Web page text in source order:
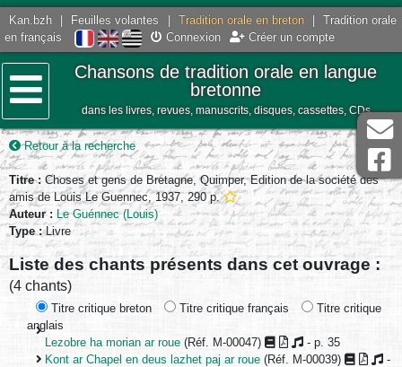
Kan.bzh Feuilles volantes Tradition orale en breton
Tradition orale
en français
Connexion Créer un compte
Menu
Chansons de tradition orale en langue
bretonne
dans les livres, revues, manuscrits, disques, cassettes, CDs
Retour à la recherche
Titre : Choses et gens de Bretagne, Quimper, Edition de la société des
amis de Louis Le Guennec, 1937, 290 p.
Auteur :Le Guénnec (Louis)
Type :Livre
Liste des chants présents dans cet ouvrage :
(4 chants)
Titre critique breton Titre critique français
Titre critique
anglais
Lezobre ha morian ar roue (Réf. M-00047)
- p. 35
Kont ar Chapel en deus lazhet paj ar roue (Réf. M-00039)
-